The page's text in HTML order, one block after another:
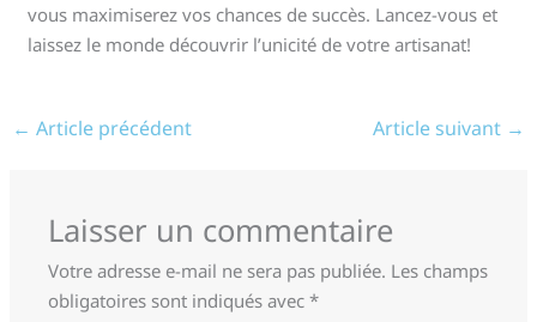
vous maximiserez vos chances de succès. Lancez-vous et
laissez le monde découvrir l’unicité de votre artisanat!
← Article précédent Article suivant →
Laisser un commentaire
Votre adresse e-mail ne sera pas publiée. Les champs
obligatoires sont indiqués avec*